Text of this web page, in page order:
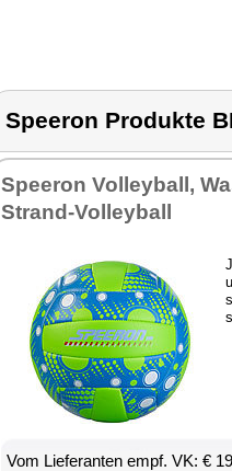
Speeron Produkte
Spee­ron Vol­ley­ball,
Strand-Vol­ley­ball
Vom Lie­fe­ran­ten empf. VK: €